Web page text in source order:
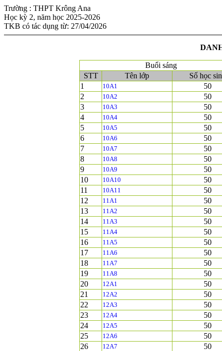
Trường : THPT Krông Ana
Học kỳ 2, năm học 2025-2026
TKB có tác dụng từ: 27/04/2026
Buổi sáng
STT
Tên lớp
Số học
1
10A1
50
2
10A2
50
3
10A3
50
4
10A4
50
5
10A5
50
6
10A6
50
7
10A7
50
8
10A8
50
9
10A9
50
10
10A10
50
11
10A11
50
12
11A1
50
13
11A2
50
14
11A3
50
15
11A4
50
16
11A5
50
17
11A6
50
18
11A7
50
19
11A8
50
20
12A1
50
21
12A2
50
22
12A3
50
23
12A4
50
24
12A5
50
25
12A6
50
26
12A7
50